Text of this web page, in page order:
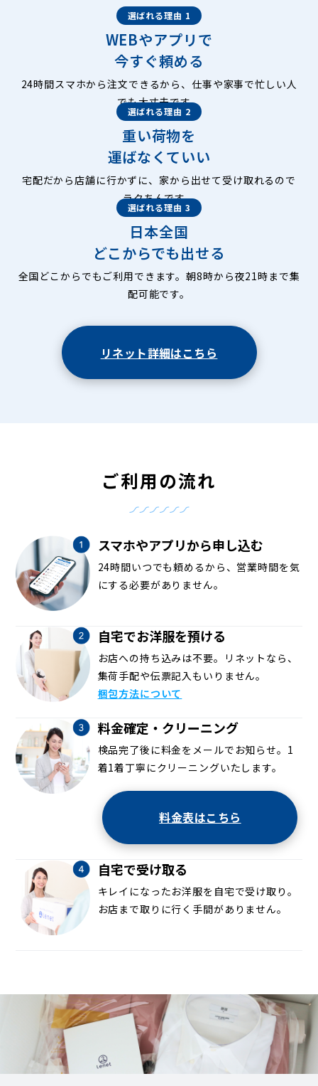
選ばれる理由 1
WEBやアプリで
今すぐ頼める
24時間スマホから注文できるから、仕事や家事で忙しい人
でも大丈夫です。
選ばれる理由 2
重い荷物を
運ばなくていい
宅配だから店舗に行かずに、家から出せて受け取れるので
ラクちんです。
選ばれる理由 3
日本全国
どこからでも出せる
全国どこからでもご利用できます。朝8時から夜21時まで集
配可能です。
リネット詳細はこちら
ご利用の流れ
スマホやアプリから申し込む
24時間いつでも頼めるから、営業時間を気
にする必要がありません。
自宅でお洋服を預ける
お店への持ち込みは不要。リネットなら、
集荷手配や伝票記入もいりません。
梱包方法について
料金確定・クリーニング
検品完了後に料金をメールでお知らせ。1
着1着丁寧にクリーニングいたします。
料金表はこちら
自宅で受け取る
キレイになったお洋服を自宅で受け取り。
お店まで取りに行く手間がありません。